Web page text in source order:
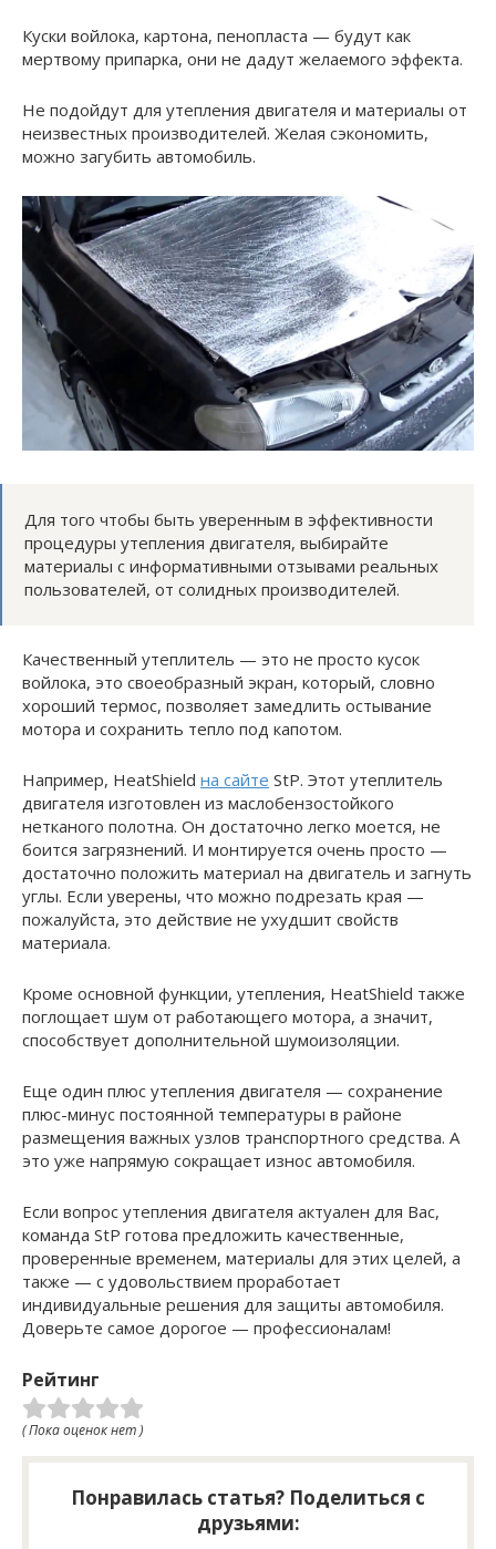
Куски войлока, картона, пенопласта — будут как
мертвому припарка, они не дадут желаемого эффекта.
Не подойдут для утепления двигателя и материалы от
неизвестных производителей. Желая сэкономить,
можно загубить автомобиль.
Для того чтобы быть уверенным в эффективности
процедуры утепления двигателя, выбирайте
материалы с информативными отзывами реальных
пользователей, от солидных производителей.
Качественный утеплитель — это не просто кусок
войлока, это своеобразный экран, который, словно
хороший термос, позволяет замедлить остывание
мотора и сохранить тепло под капотом.
Например, HeatShield на сайте StP. Этот утеплитель
двигателя изготовлен из маслобензостойкого
нетканого полотна. Он достаточно легко моется, не
боится загрязнений. И монтируется очень просто —
достаточно положить материал на двигатель и загнуть
углы. Если уверены, что можно подрезать края —
пожалуйста, это действие не ухудшит свойств
материала.
Кроме основной функции, утепления, HeatShield также
поглощает шум от работающего мотора, а значит,
способствует дополнительной шумоизоляции.
Еще один плюс утепления двигателя — сохранение
плюс-минус постоянной температуры в районе
размещения важных узлов транспортного средства. А
это уже напрямую сокращает износ автомобиля.
Если вопрос утепления двигателя актуален для Вас,
команда StP готова предложить качественные,
проверенные временем, материалы для этих целей, а
также — с удовольствием проработает
индивидуальные решения для защиты автомобиля.
Доверьте самое дорогое — профессионалам!
Рейтинг
( Пока оценок нет )
Понравилась статья? Поделиться с
друзьями: